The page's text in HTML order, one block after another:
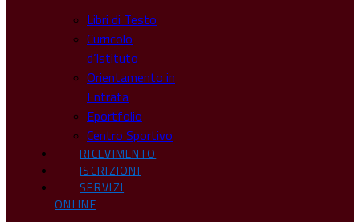
Libri di Testo
Curricolo
d’Istituto
Orientamento in
Entrata
Eportfolio
Centro Sportivo
RICEVIMENTO
ISCRIZIONI
SERVIZI
ONLINE